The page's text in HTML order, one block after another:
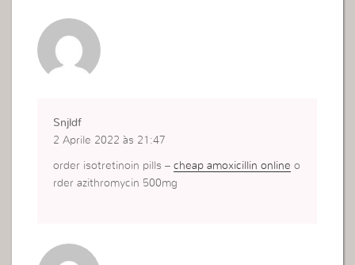
Snjldf
2 Aprile 2022 às 21:47
order isotretinoin pills –cheap amoxicillin online o
rder azithromycin 500mg